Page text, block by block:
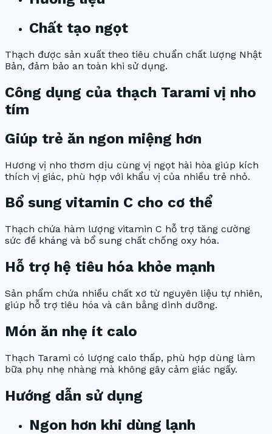
Chất tạo ngọt
Thạch được sản xuất theo tiêu chuẩn chất lượng Nhật
Bản, đảm bảo an toàn khi sử dụng.
Công dụng của thạch Tarami vị nho
tím
Giúp trẻ ăn ngon miệng hơn
Hương vị nho thơm dịu cùng vị ngọt hài hòa giúp kích
thích vị giác, phù hợp với khẩu vị của nhiều trẻ nhỏ.
Bổ sung vitamin C cho cơ thể
Thạch chứa hàm lượng vitamin C hỗ trợ tăng cường
sức đề kháng và bổ sung chất chống oxy hóa.
Hỗ trợ hệ tiêu hóa khỏe mạnh
Sản phẩm chứa nhiều chất xơ từ nguyên liệu tự nhiên,
giúp hỗ trợ tiêu hóa và cân bằng dinh dưỡng.
Món ăn nhẹ ít calo
Thạch Tarami có lượng calo thấp, phù hợp dùng làm
bữa phụ nhẹ nhàng mà không gây cảm giác ngấy.
Hướng dẫn sử dụng
Ngon hơn khi dùng lạnh